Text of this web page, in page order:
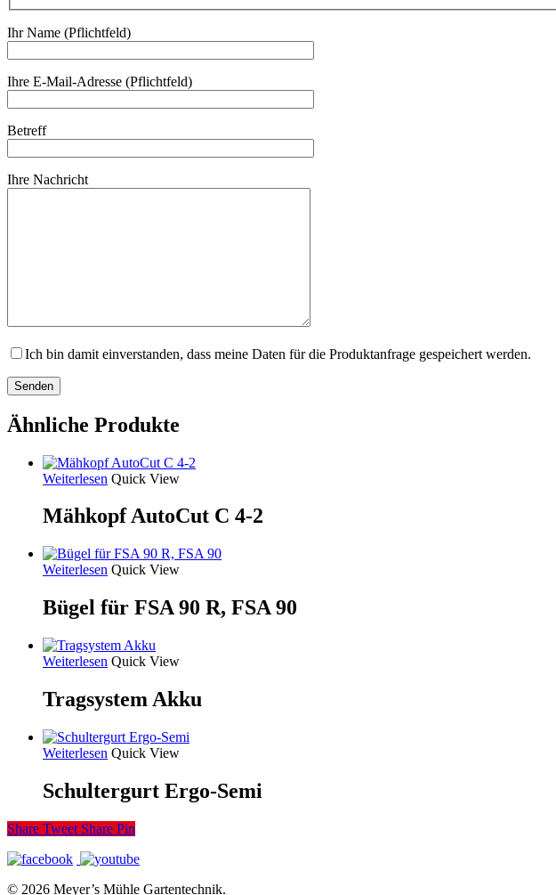
Ihr Name (Pflichtfeld)
Ihre E-Mail-Adresse (Pflichtfeld)
Betreff
Ihre Nachricht
Ich bin damit einverstanden, dass meine Daten für die Produktanfrage gespeichert werden.
Ähnliche Produkte
Weiterlesen Quick View
Mähkopf AutoCut C 4-2
Weiterlesen Quick View
Bügel für FSA 90 R, FSA 90
Weiterlesen Quick View
Tragsystem Akku
Weiterlesen Quick View
Schultergurt Ergo-Semi
Share Tweet Share Pin
© 2026 Meyer’s Mühle Gartentechnik.